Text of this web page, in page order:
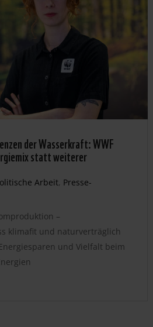
der Wasserkraft: WWF
statt weiterer
Arbeit, Presse-
–
klimafit und naturverträglich
und Vielfalt beim